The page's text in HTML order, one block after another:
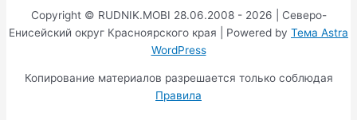
Copyright © RUDNIK.MOBI 28.06.2008 - 2026 | Северо-
Енисейский округ Красноярского края | Powered by Тема Astra
WordPress
Копирование материалов разрешается только соблюдая
Правила